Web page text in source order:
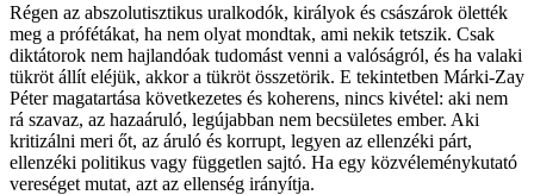
Régen az abszolutisztikus uralkodók, királyok és császárok ölették
meg a prófétákat, ha nem olyat mondtak, ami nekik tetszik. Csak
diktátorok nem hajlandóak tudomást venni a valóságról, és ha valaki
tükröt állít eléjük, akkor a tükröt összetörik. E tekintetben Márki-Zay
Péter magatartása következetes és koherens, nincs kivétel: aki nem
rá szavaz, az hazaáruló, legújabban nem becsületes ember. Aki
kritizálni meri őt, az áruló és korrupt, legyen az ellenzéki párt,
ellenzéki politikus vagy független sajtó. Ha egy közvéleménykutató
vereséget mutat, azt az ellenség irányítja.